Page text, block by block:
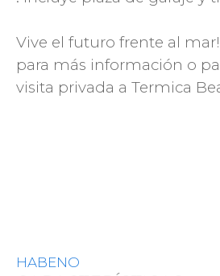
Vive el futuro frente al
para más información o
visita privada a Termica
HABENO